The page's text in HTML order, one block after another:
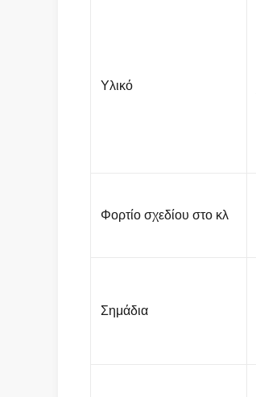
Υλικό
Φορτίο σχεδίου στο κλ
Σημάδια